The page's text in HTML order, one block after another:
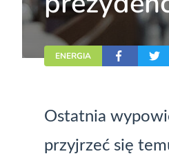
ENERGIA
Ostatnia
przyjrzeć się